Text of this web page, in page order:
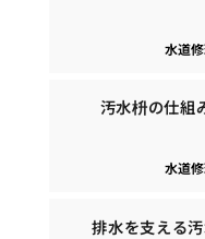
水道
汚水枡の仕組
水道
排水を支える